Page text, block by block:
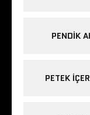
PENDIK
PETEK